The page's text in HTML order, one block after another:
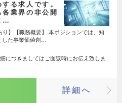
る求人です。
業界の非公開
…
り】【職務概要】 本ポジションでは、知
した事業価値創…
につきましてはご面談時にお伝え致しま
詳細へ